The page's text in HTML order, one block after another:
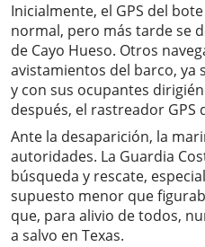
Inicialmente, el GPS del
normal, pero más tarde se
de Cayo Hueso. Otros
avistamientos del barco, ya
y con sus ocupantes
después, el rastreador GPS
Ante la desaparición, la
autoridades. La Guardia
búsqueda y rescate,
supuesto menor que
que, para alivio de todos,
a salvo en Texas.